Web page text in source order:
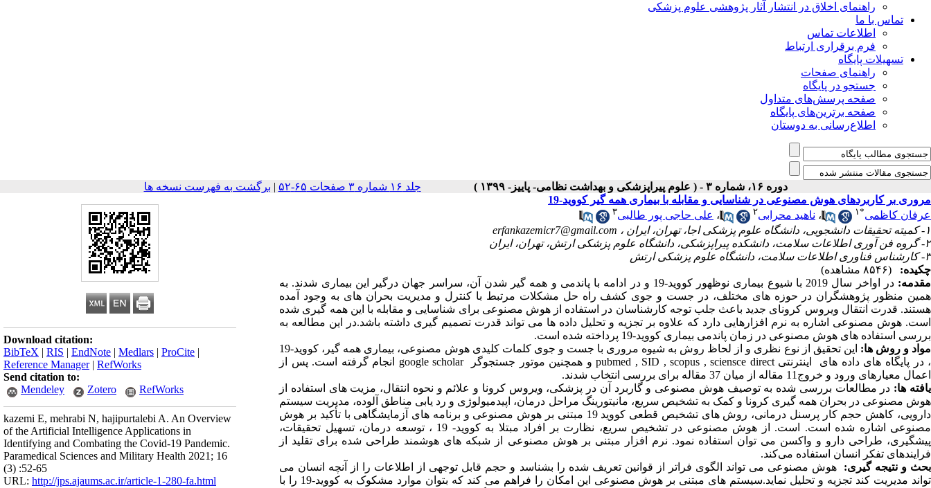
راهنمای اخلاق در انتشار آثار پژوهشی علوم پزشکی
تماس با ما
اطلاعات تماس
فرم برقراری ارتباط
تسهیلات پایگاه
راهنمای صفحات
جستجو در پایگاه
صفحه پرسش‌های متداول
صفحه برترین‌های پایگاه
اطلاع‌رسانی به دوستان
دوره ۱۶، شماره ۳ - ( علوم پیراپزشکی و بهداشت نظامی- پاییز- ۱۳۹۹ ) جلد ۱۶ شماره ۳ صفحات ۶۵-۵۲ | برگشت به فهرست نسخه ها
Download citation:
BibTeX | RIS | EndNote | Medlars | ProCite |
Reference Manager| RefWorks
Send citation to:
Mendeley
Zotero RefWorks
kazemi E, mehrabi N, hajipurtalebi A. An Overview
of the Artificial Intelligence Applications in
Identifying and Combating the Covid-19 Pandemic.
Paramedical Sciences and Military Health 2021; 16
(3) :52-65
URL: http://jps.ajaums.ac.ir/article-1-280-fa.html
مروری بر کاربردهای هوش مصنوعی در شناسایی و مقابله با بیماری همه گیر کووید-19
عرفان کاظمی*۱ ، ناهید محرابی۲ ، علی حاجی پور طالبی۳
۱- کمیته تحقیقات دانشجویی، دانشگاه علوم پزشکی اجا، تهران، ایران ،
erfankazemicr7@gmail.com
۲- گروه فن آوری اطلاعات سلامت، دانشکده پیراپزشکی، دانشگاه علوم پزشکی ارتش، تهران، ایران
۳- کارشناس فناوری اطلاعات سلامت، دانشگاه علوم پزشکی ارتش
چکیده:
(۸۵۴۶ مشاهده)
مقدمه:
در اواخر سال 2019 با شیوع بیماری نوظهور کووید-19 و در ادامه با پاندمی و همه گیر شدن آن، سراسر جهان درگیر این بیماری شدند. به
همین منظور پژوهشگران در حوزه های مختلف، در جست و جوی کشف راه حل مشکلات مرتبط با کنترل و مدیریت بحران های به وجود آمده
هستند. قدرت انتقال ویروس کرونای جدید باعث جلب توجه کارشناسان در استفاده از هوش مصنوعی برای شناسایی و مقابله با این همه گیری شده
است. هوش مصنوعی اشاره به نرم افزارهایی دارد که علاوه بر تجزیه و تحلیل داده ها می تواند قدرت تصمیم گیری داشته باشد.در این مطالعه به
بررسی استفاده های هوش مصنوعی در زمان پاندمی بیماری کووید-19 پرداخته شده است.
مواد و روش ها:
این تحقیق از نوع نظری و از لحاظ روش به شیوه مروری با جست و جوی کلمات کلیدی هوش مصنوعی، بیماری همه گیر، کووید-19
، در پایگاه های داده های اینترنتیpubmed , SID , scopus , sciensce directو همچنین موتور جستجوگر google scholar انجام گرفته است. پس از
اعمال معیارهای ورود و خروج11 مقاله از میان 37 مقاله برای بررسی انتخاب شدند.
یافته ها: در مطالعات بررسی شده به توصیف هوش مصنوعی و گاربرد آن در پزشکی، ویروس کرونا و علائم و نحوه انتقال، مزیت های استفاده از
هوش مصنوعی در بحران همه گیری کرونا و کمک به تشخیص سریع، مانیتورینگ مراحل درمان، اپیدمیولوژی و رد یابی مناطق آلوده، مدیریت سیستم
دارویی، کاهش حجم کار پرسنل درمانی، روش های تشخیص قطعی کووید 19 مبتنی بر هوش مصنوعی و برنامه های آزمایشگاهی با تأکید بر هوش
مصنوعی اشاره شده است. است. از هوش مصنوعی در تشخیص سریع، نظارت بر افراد مبتلا به کووید- 19 ، توسعه درمان، تسهیل تحقیقات،
پیشگیری، طراحی دارو و واکسن می توان استفاده نمود. نرم افزار مبتنی بر هوش مصنوعی از شبکه های هوشمند طراحی شده برای تقلید از
فرایندهای تفکر انسان استفاده می‌کند.
بحث و نتیجه گیری: هوش مصنوعی می تواند الگوی فراتر از قوانین تعریف شده را بشناسد و حجم قابل توجهی از اطلاعات را از آنچه انسان می
تواند مدیریت کند تجزیه و تحلیل نماید.سیستم های مبتنی بر هوش مصنوعی این امکان را فراهم می کند که بتوان موارد مشکوک به کووید-19 را با